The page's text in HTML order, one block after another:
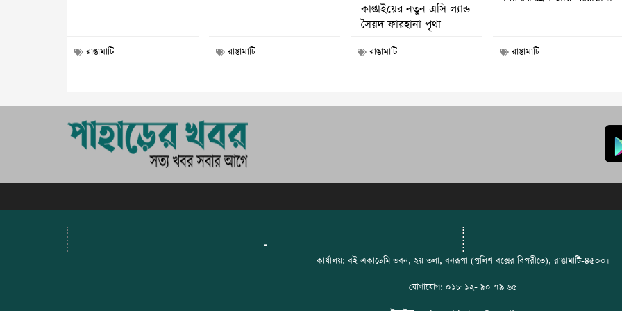
রাঙামাটি রাঙামাটি
কাপ্তাইয়ের নতুন এসি ল্যান্ড
সৈয়দ ফারহানা পৃথা
রাঙামাটি রাঙামাটি
-
কার্যালয়: বই একাডেমি ভবন, ২য় তলা, বনরূপা (পুলিশ বক্সের বিপরীতে), রাঙামাটি-৪৫০০।
যোগাযোগ: ০১৮ ১২- ৯০ ৭৯ ৬৫